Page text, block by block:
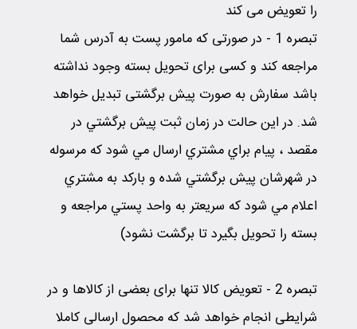
را تعویض می کند
تبصره 1
- در صورتی که مامور پست به آدرس شما
مراجعه کند و کسی برای تحویل بسته وجود نداشته
باشد سفارش به صورت پیش برگشتی تبدیل خواهد
شد. در اين حالت در زمان ثبت پيش برگشتي در
مقصد ، پيام براي مشتري ارسال مي شود كه مرسوله
در شهرشان پيش برگشتي شده و باركد به مشتري
اعلام مي شود كه سريعتر به واحد پستي مراجعه و
بسته را تحويل بگيرد تا برگشت نشود)
تبصره 2 - تعویض کالا تنها برای بعضی از کالاها و در
شرایطی انجام خواهد شد که محصول ارسالی کاملا